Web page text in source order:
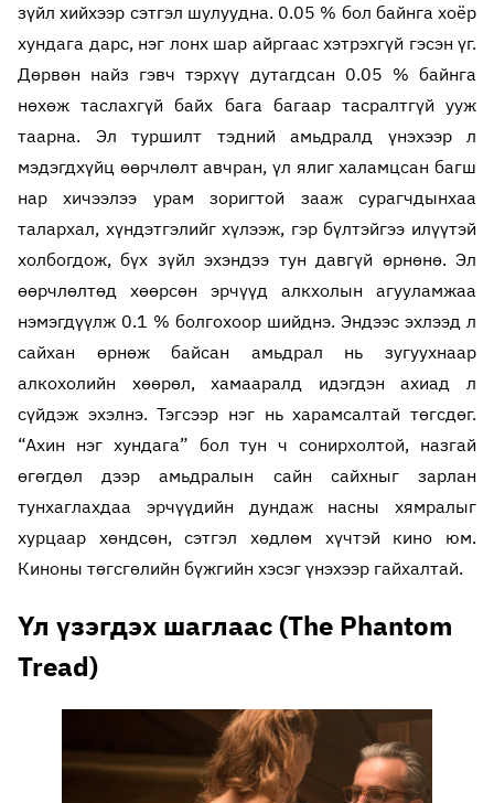
зүйл хийхээр сэтгэл шулуудна. 0.05 % бол байнга хоёр
хундага дарс, нэг лонх шар айргаас хэтрэхгүй гэсэн үг.
Дөрвөн найз гэвч тэрхүү дутагдсан 0.05 % байнга
нөхөж таслахгүй байх бага багаар тасралтгүй ууж
таарна. Эл туршилт тэдний амьдралд үнэхээр л
мэдэгдхүйц өөрчлөлт авчран, үл ялиг халамцсан багш
нар хичээлээ урам зоригтой зааж сурагчдынхаа
талархал, хүндэтгэлийг хүлээж, гэр бүлтэйгээ илүүтэй
холбогдож, бүх зүйл эхэндээ тун давгүй өрнөнө. Эл
өөрчлөлтөд хөөрсөн эрчүүд алкхолын агууламжаа
нэмэгдүүлж 0.1 % болгохоор шийднэ. Эндээс эхлээд л
сайхан өрнөж байсан амьдрал нь зугуухнаар
алкохолийн хөөрөл, хамааралд идэгдэн ахиад л
сүйдэж эхэлнэ. Тэгсээр нэг нь харамсалтай төгсдөг.
“Ахин нэг хундага” бол тун ч сонирхолтой, назгай
өгөгдөл дээр амьдралын сайн сайхныг зарлан
тунхаглахдаа эрчүүдийн дундаж насны хямралыг
хурцаар хөндсөн, сэтгэл хөдлөм хүчтэй кино юм.
Киноны төгсгөлийн бүжгийн хэсэг үнэхээр гайхалтай.
Үл үзэгдэх шаглаас (The Phantom
Tread)